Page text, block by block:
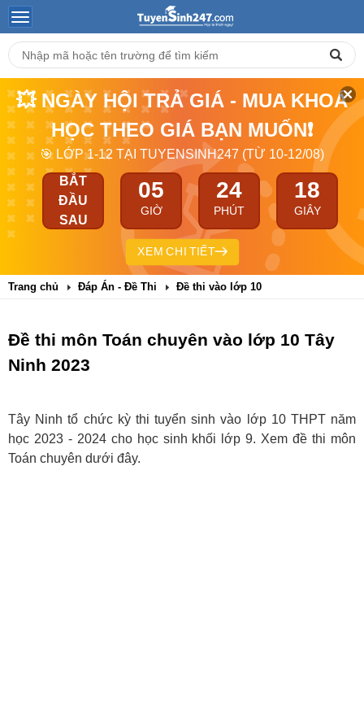
💥 NGÀY HỘI TRẢ GIÁ - MUA KHOÁ
HỌC THEO GIÁ BẠN MUỐN❗
🎯 LỚP 1-12 TẠI TUYENSINH247 (TỪ 10-12/08)
BẮT
ĐẦU
SAU
05
GIỜ
24
PHÚT
17
GIÂY
XEM CHI TIẾT
Trang chủ Đáp Án - Đề Thi Đề thi vào lớp 10
Đề thi môn Toán chuyên vào lớp 10 Tây
Ninh 2023
Tây Ninh tổ chức kỳ thi tuyển sinh vào lớp 10 THPT năm
học 2023 - 2024 cho học sinh khối lớp 9. Xem đề thi môn
Toán chuyên dưới đây.